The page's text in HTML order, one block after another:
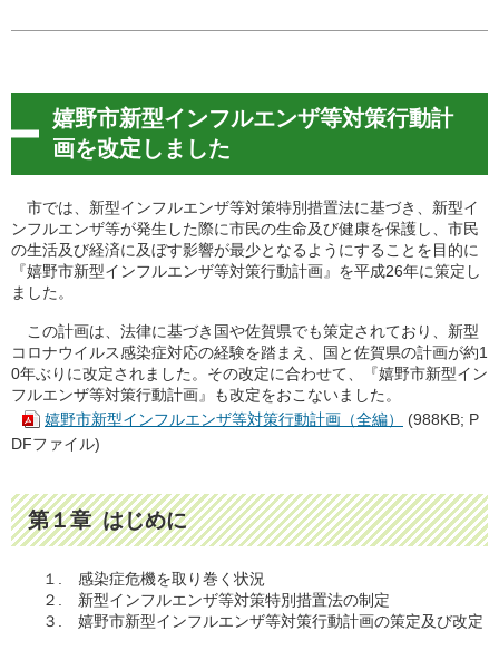
嬉野市新型インフルエンザ等対策行動計
画を改定しました
市では、新型インフルエンザ等対策特別措置法に基づき、新型イ
ンフルエンザ等が発生した際に市民の生命及び健康を保護し、市民
の生活及び経済に及ぼす影響が最少となるようにすることを目的に
『嬉野市新型インフルエンザ等対策行動計画』を平成26年に策定し
ました。
この計画は、法律に基づき国や佐賀県でも策定されており、新型
コロナウイルス感染症対応の経験を踏まえ、国と佐賀県の計画が約1
0年ぶりに改定されました。その改定に合わせて、『嬉野市新型イン
フルエンザ等対策行動計画』も改定をおこないました。
嬉野市新型インフルエンザ等対策行動計画（全編）
(988KB; P
DFファイル)
第１章 はじめに
１. 感染症危機を取り巻く状況
２. 新型インフルエンザ等対策特別措置法の制定
３. 嬉野市新型インフルエンザ等対策行動計画の策定及び改定